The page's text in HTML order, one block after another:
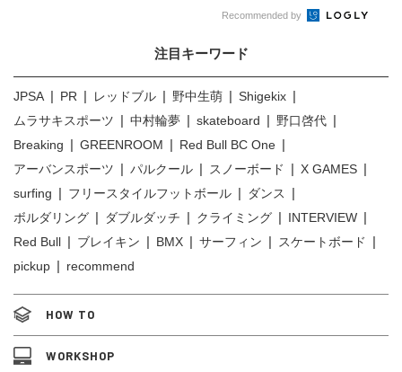
Recommended by
注目キーワード
JPSA PR レッドブル 野中生萌
Shigekix
ムラサキスポーツ
中村輪夢 skateboard
野口啓代
Breaking
GREENROOM
Red Bull BC One
アーバンスポーツ
パルクール スノーボード
X GAMES
surfing
フリースタイルフットボール
ダンス
ボルダリング
ダブルダッチ クライミング
INTERVIEW
Red Bull
ブレイキン BMX サーフィン
スケートボード
pickup
recommend
HOW TO
WORKSHOP